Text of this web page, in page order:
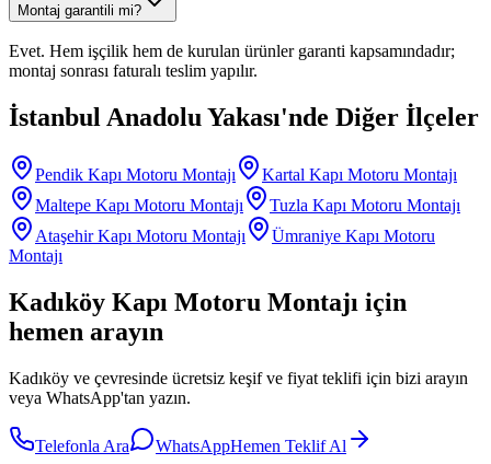
Montaj garantili mi?
Evet. Hem işçilik hem de kurulan ürünler garanti kapsamındadır;
montaj sonrası faturalı teslim yapılır.
İstanbul Anadolu Yakası'nde Diğer İlçeler
Pendik Kapı Motoru Montajı Kartal Kapı Motoru Montajı
Maltepe Kapı Motoru Montajı Tuzla Kapı Motoru Montajı
Ataşehir Kapı Motoru Montajı Ümraniye Kapı Motoru
Montajı
Kadıköy Kapı Motoru Montajı için
hemen arayın
Kadıköy ve çevresinde ücretsiz keşif ve fiyat teklifi için bizi arayın
veya WhatsApp'tan yazın.
Telefonla Ara WhatsAppHemen Teklif Al